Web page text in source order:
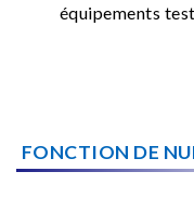
équipements
FONCTION DE